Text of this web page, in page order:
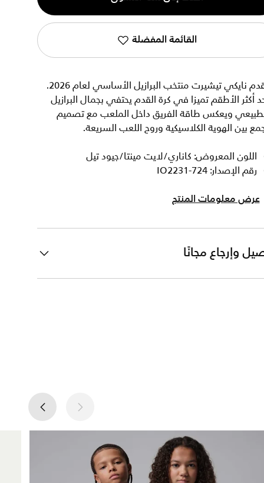
القائمة المفضلة
تقدم نايكي تيشيرت منتخب البرازيل الأساسي لعام 2026.
أكثر الأطقم تميزا في كرة القدم يحتفي بجمال البرازيل
ويعكس طاقة الفريق داخل الملعب مع تصميم
بين الهوية الكلاسيكية وروح اللعب السريعة.
اللون المعروض: كاناري/لايت مينتا/جيود تيل
رقم الإصدار: IO2231-724
عرض معلومات المنتج
وإرجاع مجانًا